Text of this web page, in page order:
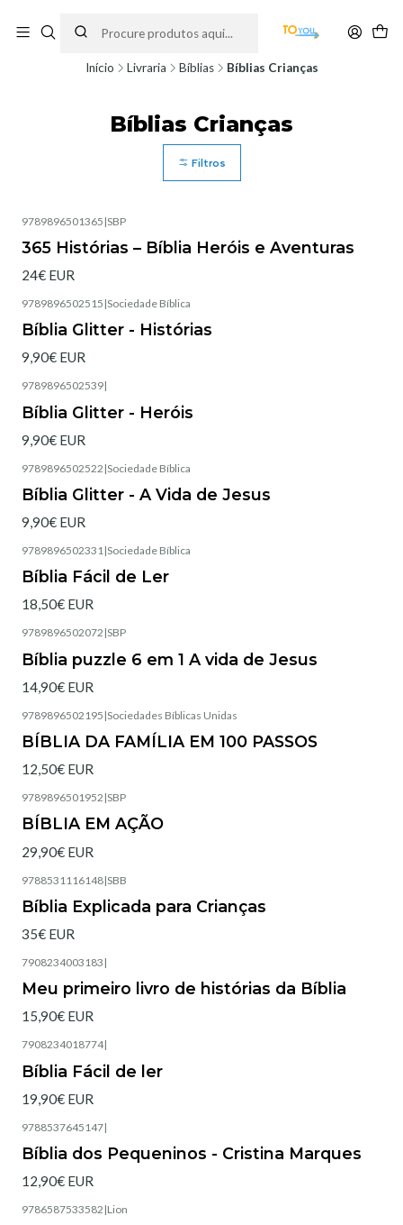
partir do dia 11 de Agosto, às 10H.
Início Livraria Bíblias Bíblias Crianças
Bíblias Crianças
Filtros
9789896501365 |SBP
365 Histórias – Bíblia Heróis e Aventuras
24€ EUR
9789896502515 |Sociedade Bíblica
Bíblia Glitter - Histórias
9,90€ EUR
9789896502539|
Bíblia Glitter - Heróis
9,90€ EUR
9789896502522 |Sociedade Bíblica
Bíblia Glitter - A Vida de Jesus
9,90€ EUR
9789896502331|Sociedade Bíblica
Bíblia Fácil de Ler
18,50€ EUR
9789896502072 |SBP
Bíblia puzzle 6 em 1 A vida de Jesus
14,90€ EUR
9789896502195 |Sociedades Bíblicas Unidas
BÍBLIA DA FAMÍLIA EM 100 PASSOS
12,50€ EUR
9789896501952 |SBP
BÍBLIA EM AÇÃO
29,90€ EUR
9788531116148|SBB
Bíblia Explicada para Crianças
35€ EUR
7908234003183 |
Meu primeiro livro de histórias da Bíblia
15,90€ EUR
7908234018774|
Bíblia Fácil de ler
19,90€ EUR
9788537645147|
Bíblia dos Pequeninos - Cristina Marques
12,90€ EUR
9786587533582 |Lion